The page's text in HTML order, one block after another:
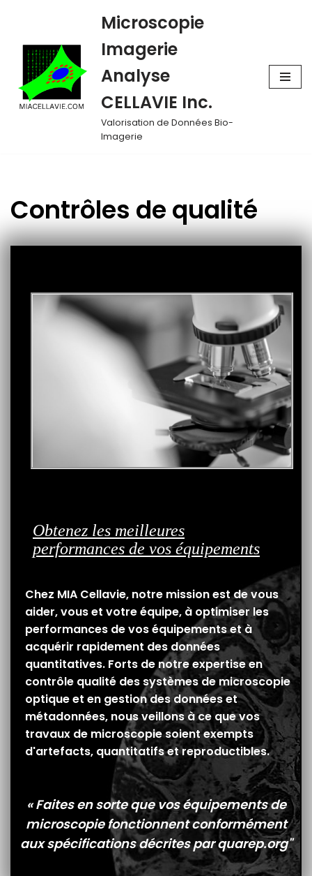
contenu
Microscopie
Imagerie
Analyse
CELLAVIE Inc.
Valorisation de Données Bio-
Imagerie
Contrôles de qualité
Obtenez les meilleures
performances de vos équipements
Chez MIA Cellavie, notre mission est de vous
aider, vous et votre équipe, à optimiser les
performances de vos équipements et à
acquérir rapidement des données
quantitatives. Forts de notre expertise en
contrôle qualité des systèmes de microscopie
optique et en gestion des données et
métadonnées, nous veillons à ce que vos
travaux de microscopie soient exempts
d'artefacts, quantitatifs et reproductibles.
« Faites en sorte que vos équipements de
microscopie fonctionnent conformément
aux spécifications décrites par quarep.org"